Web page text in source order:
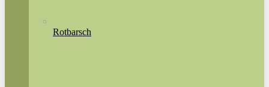
Rotbarsch